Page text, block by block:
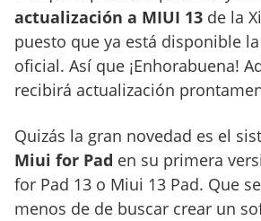
actualización a MIUI 13 de la
puesto que ya está disponible
oficial. Así que ¡Enhorabuena!
recibirá actualización
Quizás la gran novedad es el
Miui for Pad en su primera
for Pad 13 o Miui 13 Pad. Que
menos de de buscar crear un